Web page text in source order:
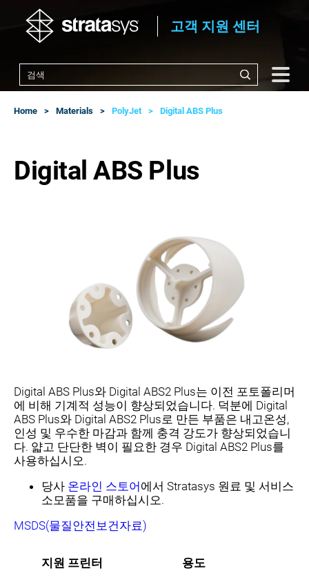
고객 지원 센터
Home Materials PolyJet Digital ABS Plus
Digital ABS Plus
Digital ABS Plus와 Digital ABS2 Plus는 이전 포토폴리머
에 비해 기계적 성능이 향상되었습니다. 덕분에 Digital
ABS Plus와 Digital ABS2 Plus로 만든 부품은 내고온성,
인성 및 우수한 마감과 함께 충격 강도가 향상되었습니
다. 얇고 단단한 벽이 필요한 경우 Digital ABS2 Plus를
사용하십시오.
당사 온라인 스토어에서 Stratasys 원료 및 서비스
소모품을 구매하십시오.
MSDS(물질안전보건자료)
지원 프린터
용도